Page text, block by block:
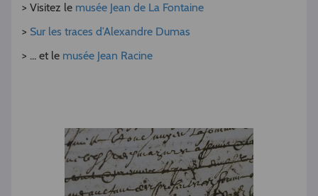
> Visitez le musée Jean de La Fontaine
> Sur les traces d’Alexandre Dumas
> ... et le musée Jean Racine